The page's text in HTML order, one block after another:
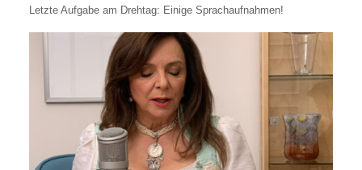
Letzte Aufgabe am Drehtag: Einige Sprachaufnahmen!